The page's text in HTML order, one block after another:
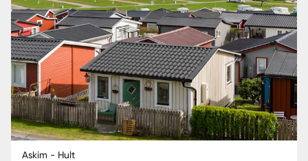
Askim - Hult